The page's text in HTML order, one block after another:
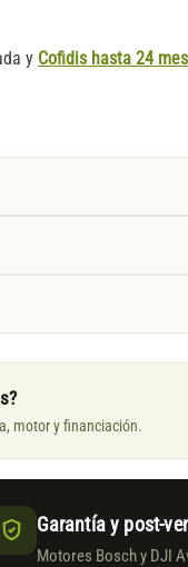
y Cofidis hasta 24
motor y financiación.
Garantía y post-
Motores Bosch y DJI